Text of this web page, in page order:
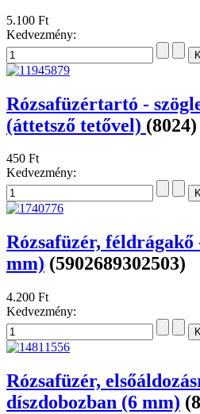
5.100 Ft
Kedvezmény:
Rózsafüzértartó -
(áttetsző tetővel) (8024)
450 Ft
Kedvezmény:
Rózsafüzér,
mm) (5902689302503)
4.200 Ft
Kedvezmény:
Rózsafüzér,
díszdobozban (6 mm)